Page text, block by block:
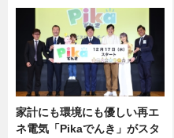
家計にも環境にも優しい再エ
ネ電気「Pikaでんき」がスタ